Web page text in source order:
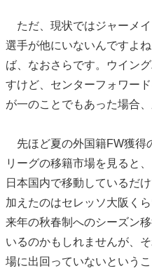
ただ、現状ではジャーメ
選手が他にいないんですよ
ば、なおさらです。ウイン
すけど、センターフォワー
が一のことでもあった場合
先ほど夏の外国籍FW獲得
リーグの移籍市場を見ると
日本国内で移動しているだ
加えたのはセレッソ大阪く
来年の秋春制へのシーズン
いるのかもしれませんが、
場に出回っていないというこ